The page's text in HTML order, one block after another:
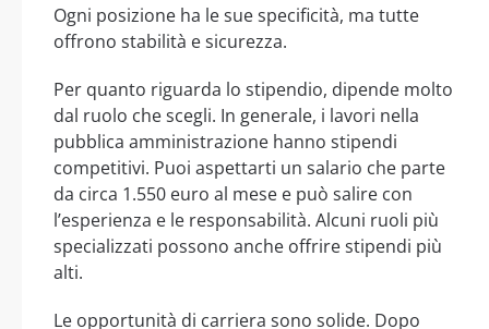
Ogni posizione ha le sue specificità, ma tutte
offrono stabilità e sicurezza.
Per quanto riguarda lo stipendio, dipende molto
dal ruolo che scegli. In generale, i lavori nella
pubblica amministrazione hanno stipendi
competitivi. Puoi aspettarti un salario che parte
da circa 1.550 euro al mese e può salire con
l’esperienza e le responsabilità. Alcuni ruoli più
specializzati possono anche offrire stipendi più
alti.
Le opportunità di carriera sono solide. Dopo